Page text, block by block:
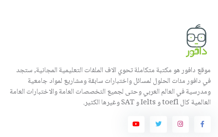
موقع دافور هو مكتبة متكاملة تحوي الاف الملفات التعليمية المجانية, ستجد
في دافور مئات الحلول لمسائل واختبارات سابقة ومشاريع لمواد جامعية
ومدرسية في العالم العربي وحتى لجميع التخصصات العامة والاختبارات العامة
العالمية كال toefl و Ielts و SAT وغيرها الكثير.